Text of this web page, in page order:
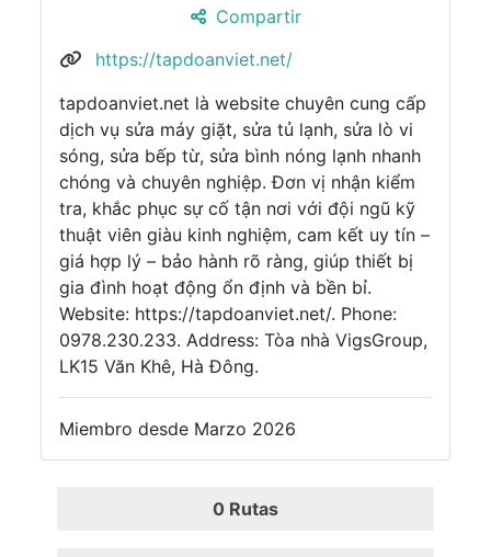
Compartir
https://tapdoanviet.net/
tapdoanviet.net là website chuyên cung cấp
dịch vụ sửa máy giặt, sửa tủ lạnh, sửa lò vi
sóng, sửa bếp từ, sửa bình nóng lạnh nhanh
chóng và chuyên nghiệp. Đơn vị nhận kiểm
tra, khắc phục sự cố tận nơi với đội ngũ kỹ
thuật viên giàu kinh nghiệm, cam kết uy tín –
giá hợp lý – bảo hành rõ ràng, giúp thiết bị
gia đình hoạt động ổn định và bền bỉ.
Website: https://tapdoanviet.net/. Phone:
0978.230.233. Address: Tòa nhà VigsGroup,
LK15 Văn Khê, Hà Đông.
Miembro desde Marzo 2026
0 Rutas